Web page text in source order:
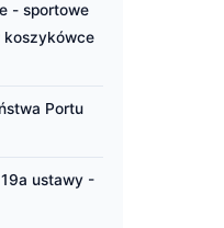
- sportowe
koszykówce
Portu
ustawy -